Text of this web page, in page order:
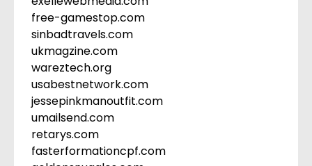
free-gamestop.com
sinbadtravels.com
ukmagzine.com
wareztech.org
usabestnetwork.com
jessepinkmanoutfit.com
umailsend.com
retarys.com
fasterformationcpf.com